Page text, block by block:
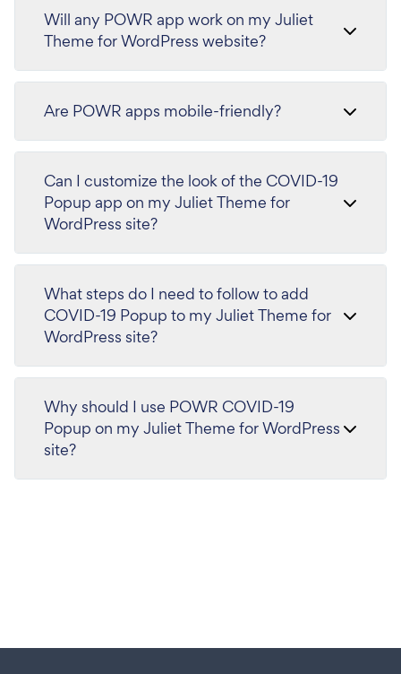
Will any POWR app work on my Juliet
Theme for WordPress website?
Are POWR apps mobile-friendly?
Can I customize the look of the COVID-19
Popup app on my Juliet Theme for
WordPress site?
What steps do I need to follow to add
COVID-19 Popup to my Juliet Theme for
WordPress site?
Why should I use POWR COVID-19
Popup on my Juliet Theme for WordPress
site?